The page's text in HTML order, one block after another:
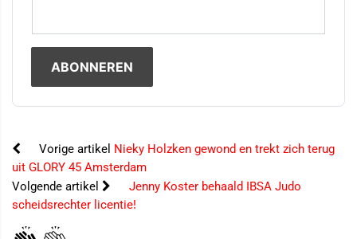
Vorige artikel Nieky Holzken gewond en trekt zich terug
uit GLORY 45 Amsterdam
Volgende artikel
Jenny Koster behaald IBSA Judo
scheidsrechter licentie!